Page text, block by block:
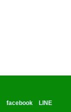
facebook LINE